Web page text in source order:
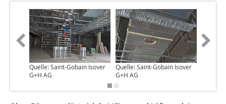
Quelle: Saint-Gobain Isover
G+H AG
Quelle: Saint-Gobain Isover
G+H AG